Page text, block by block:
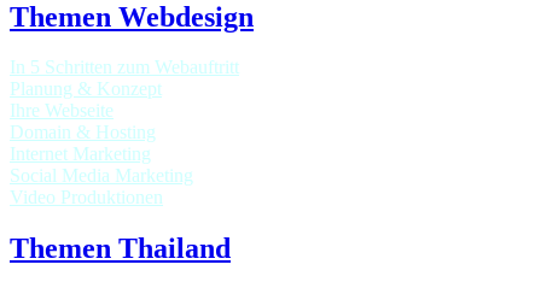
Themen Webdesign
In 5 Schritten zum Webauftritt
Planung & Konzept
Ihre Webseite
Domain & Hosting
Internet Marketing
Social Media Marketing
Video Produktionen
Themen Thailand